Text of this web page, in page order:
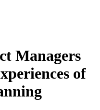
Managers
of